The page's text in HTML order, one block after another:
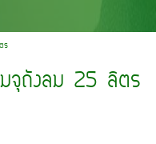
ร
จุถังลม 25 ลิตร